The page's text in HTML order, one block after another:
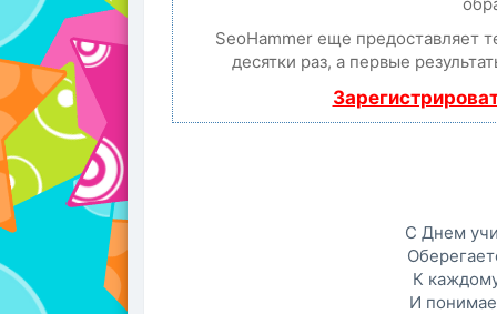
SeoHammer еще предоставляет
десятки раз, а первые
С Днем
К
И